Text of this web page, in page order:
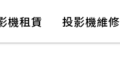
機租賃 投影機維修